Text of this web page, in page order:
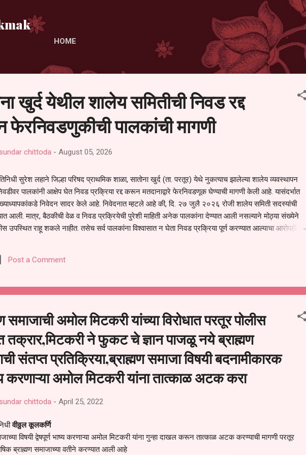
HOME
खुर्द येथील शालेय समितीची निवड रद्द
पालकांची मागणी
chittoda - August 05, 2026
सुरेश लहाने जिल्हा परिषद प्राथमिक शाळा, सातोना खुर्द (ता. परतूर) येथे नुकत्याच झालेल्या शालेय व्यवस्थापन
पालकांनी आक्षेप घेत निवड प्रक्रिया रद्द करून मतदानाद्वारे फेरनिवडणूक घेण्याची मागणी केली आहे. यासंदर्भात
निवेदन सादर केले आहे. निवेदनात म्हटले आहे की, दि. २७ जुलै २०२६ रोजी शालेय समिती सदस्यांची
आली. मात्र, बैठकीची वेळ व निवड प्रक्रियेची पुरेशी माहिती अनेक पालकांना देण्यात आली नसल्याने मोठ्या संख्येने
उपस्थित राहू शकले नाहीत. तसेच सर्व पालकांना विश्वासात न घेता निवड प्रक्रिया पूर्ण करण्यात आल्याचा आरोपही
घेण्यात यावी, अशी मागणी पालकांनी केली आहे. या निवेदनाच्या प्रती जिल्हा शिक्षण अधिकारी (प्राथमिक),
तालुका शिक्षण अधिकारी, परतूर यांनाही पाठविण्यात आल्या असून प्रशासन याबाबत काय निर्णय घेते, याकडे पालकांचे
Post a Comment
समाजाची अमोल मिटकरी यांच्या विरोधात परतूर पोलीस
तक्रार,मिटकरी ने फुकट चे ज्ञान पाजळू नये ब्राह्मण
संतप्त प्रतिक्रिया,ब्राह्मण समाजा विषयी बदनामीकारक
करणाऱ्या अमोल मिटकरी यांना तात्काळ अटक करा
chittoda - April 25, 2022
वीठ्ठल कूलकर्णि
विषयी द्वेषपूर्ण भाष्य करणाऱ्या अमोल मिटकरी यांना गुन्हा दाखल करून तात्काळ अटक करण्याची मागणी परतूर
ब्राह्मण समाजाच्या वतीने करण्यात आली आहे